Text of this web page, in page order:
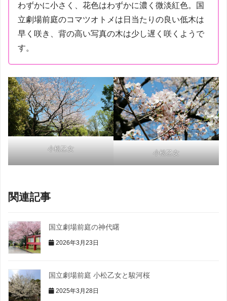
わずかに小さく、花色はわずかに濃く微淡紅色。国
立劇場前庭のコマツオトメは日当たりの良い低木は
早く咲き、背の高い写真の木は少し遅く咲くようで
す。
小松乙女
小松乙女
関連記事
国立劇場前庭の神代曙
2026年3月23日
国立劇場前庭 小松乙女と駿河桜
2025年3月28日